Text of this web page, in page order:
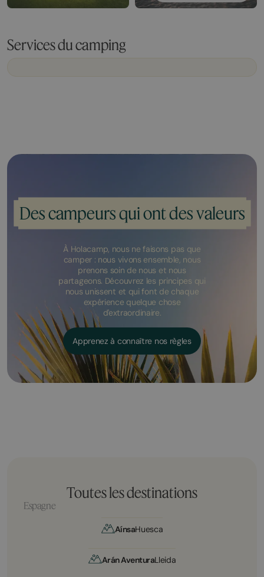
Services du camping
Des campeurs qui ont des valeurs
À Holacamp, nous ne faisons pas que
camper : nous vivons ensemble, nous
prenons soin de nous et nous
partageons. Découvrez les principes qui
nous unissent et qui font de chaque
expérience quelque chose
d'extraordinaire.
Apprenez à connaître nos règles
Toutes les destinations
Espagne
AínsaHuesca
Arán AventuraLleida